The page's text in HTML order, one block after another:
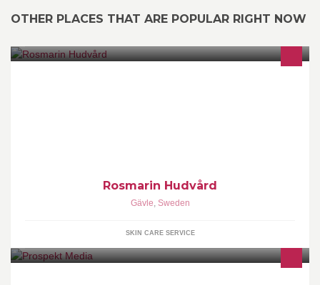
OTHER PLACES THAT ARE POPULAR RIGHT NOW
Rosmarin Hudvård
Gävle, Sweden
SKIN CARE SERVICE